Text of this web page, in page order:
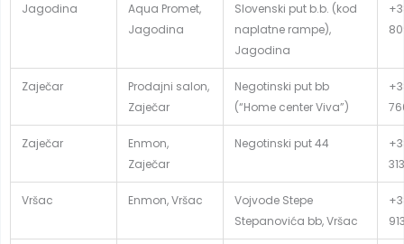
Jagodina
Aqua Promet,
Jagodina
Slovenski put b.b. (kod
naplatne rampe),
Jagodina
Zaječar
Prodajni salon,
Zaječar
Negotinski put bb
(“Home center Viva”)
Zaječar
Enmon,
Zaječar
Negotinski put 44
313
Vršac Enmon, Vršac
Vojvode Stepe
Stepanovića bb, Vršac